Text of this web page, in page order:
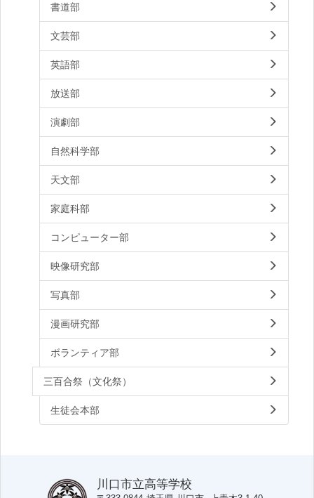
書道部
文芸部
英語部
放送部
演劇部
自然科学部
天文部
家庭科部
コンピューター部
映像研究部
写真部
漫画研究部
ボランティア部
三百合祭（文化祭）
生徒会本部
川口市立高等学校